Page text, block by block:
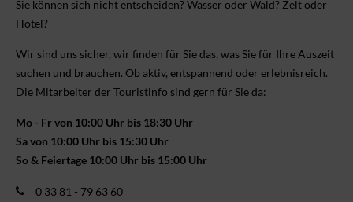
Sie können sich nicht ent­scheiden? Wasser oder Wald? Zelt oder
Hotel?
Wir sind uns sicher, wir finden für Sie das, was Sie für Ihre Aus­zeit
suchen und brauchen. Ob aktiv, ent­spannend oder erlebnis­reich.
Die Mitarbeiter der Touristinfo sind gern für Sie da:
Mo - Fr von 10:00 Uhr bis 18:30 Uhr
Sa von 10:00 Uhr bis 15:30 Uhr
So & Feiertage 10:00 Uhr bis 15:00 Uhr
0 33 81 - 79 63 60